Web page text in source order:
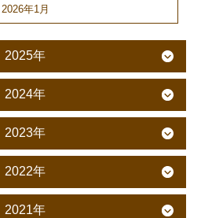
2026年1月
2025年
2024年
2023年
2022年
2021年